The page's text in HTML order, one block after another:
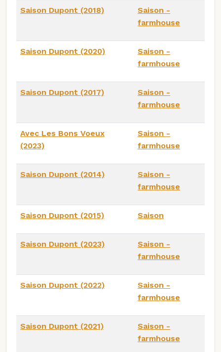
Saison Dupont (2018)
Saison -
farmhouse
Saison Dupont (2020)
Saison -
farmhouse
Saison Dupont (2017)
Saison -
farmhouse
Avec Les Bons Voeux
(2023)
Saison -
farmhouse
Saison Dupont (2014)
Saison -
farmhouse
Saison Dupont (2015) Saison
Saison Dupont (2023)
Saison -
farmhouse
Saison Dupont (2022)
Saison -
farmhouse
Saison Dupont (2021)
Saison -
farmhouse